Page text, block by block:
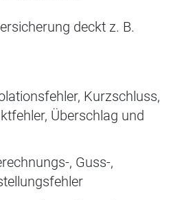
deckt z. B.
Kurzschluss,
Überschlag und
, Guss-,